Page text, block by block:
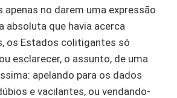
apenas no darem uma expressão
absoluta que havia acerca
os Estados colitigantes só
esclarecer, o assunto, de uma
apelando para os dados
e vacilantes, ou vendando-